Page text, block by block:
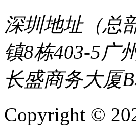
深圳地址（总
镇8栋403-5广
长盛商务大厦
Copyright ©